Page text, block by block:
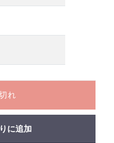
れ
に追加